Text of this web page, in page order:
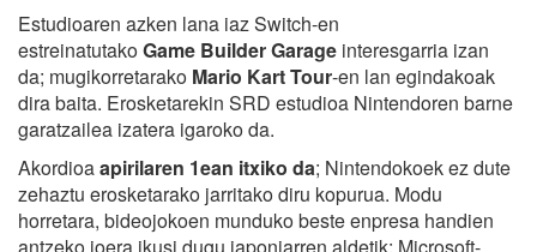
Estudioaren azken lana iaz Switch-en
estreinatutakoGame Builder Garage interesgarria izan
da; mugikorretarako Mario Kart Tour-en lan egindakoak
dira baita. Erosketarekin SRD estudioa Nintendoren barne
garatzailea izatera igaroko da.
Akordioaapirilaren 1ean itxiko da; Nintendokoek ez dute
zehaztu erosketarako jarritako diru kopurua. Modu
horretara, bideojokoen munduko beste enpresa handien
antzeko joera ikusi dugu japoniarren aldetik: Microsoft-